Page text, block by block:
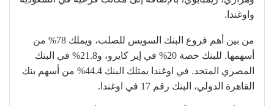
واوغندا.
من بين أهم فروع البنك السويس للصلب، ويملك 78% من
أسهمها. للبنك حصة 20% في إير كايرو، و21.8% في البنك
المصري المتحد. في اوغندا يمتلك البنك 44.4% من أسهم بنك
القاهرة الدولي، البنك رقم 17 في اوغندا.